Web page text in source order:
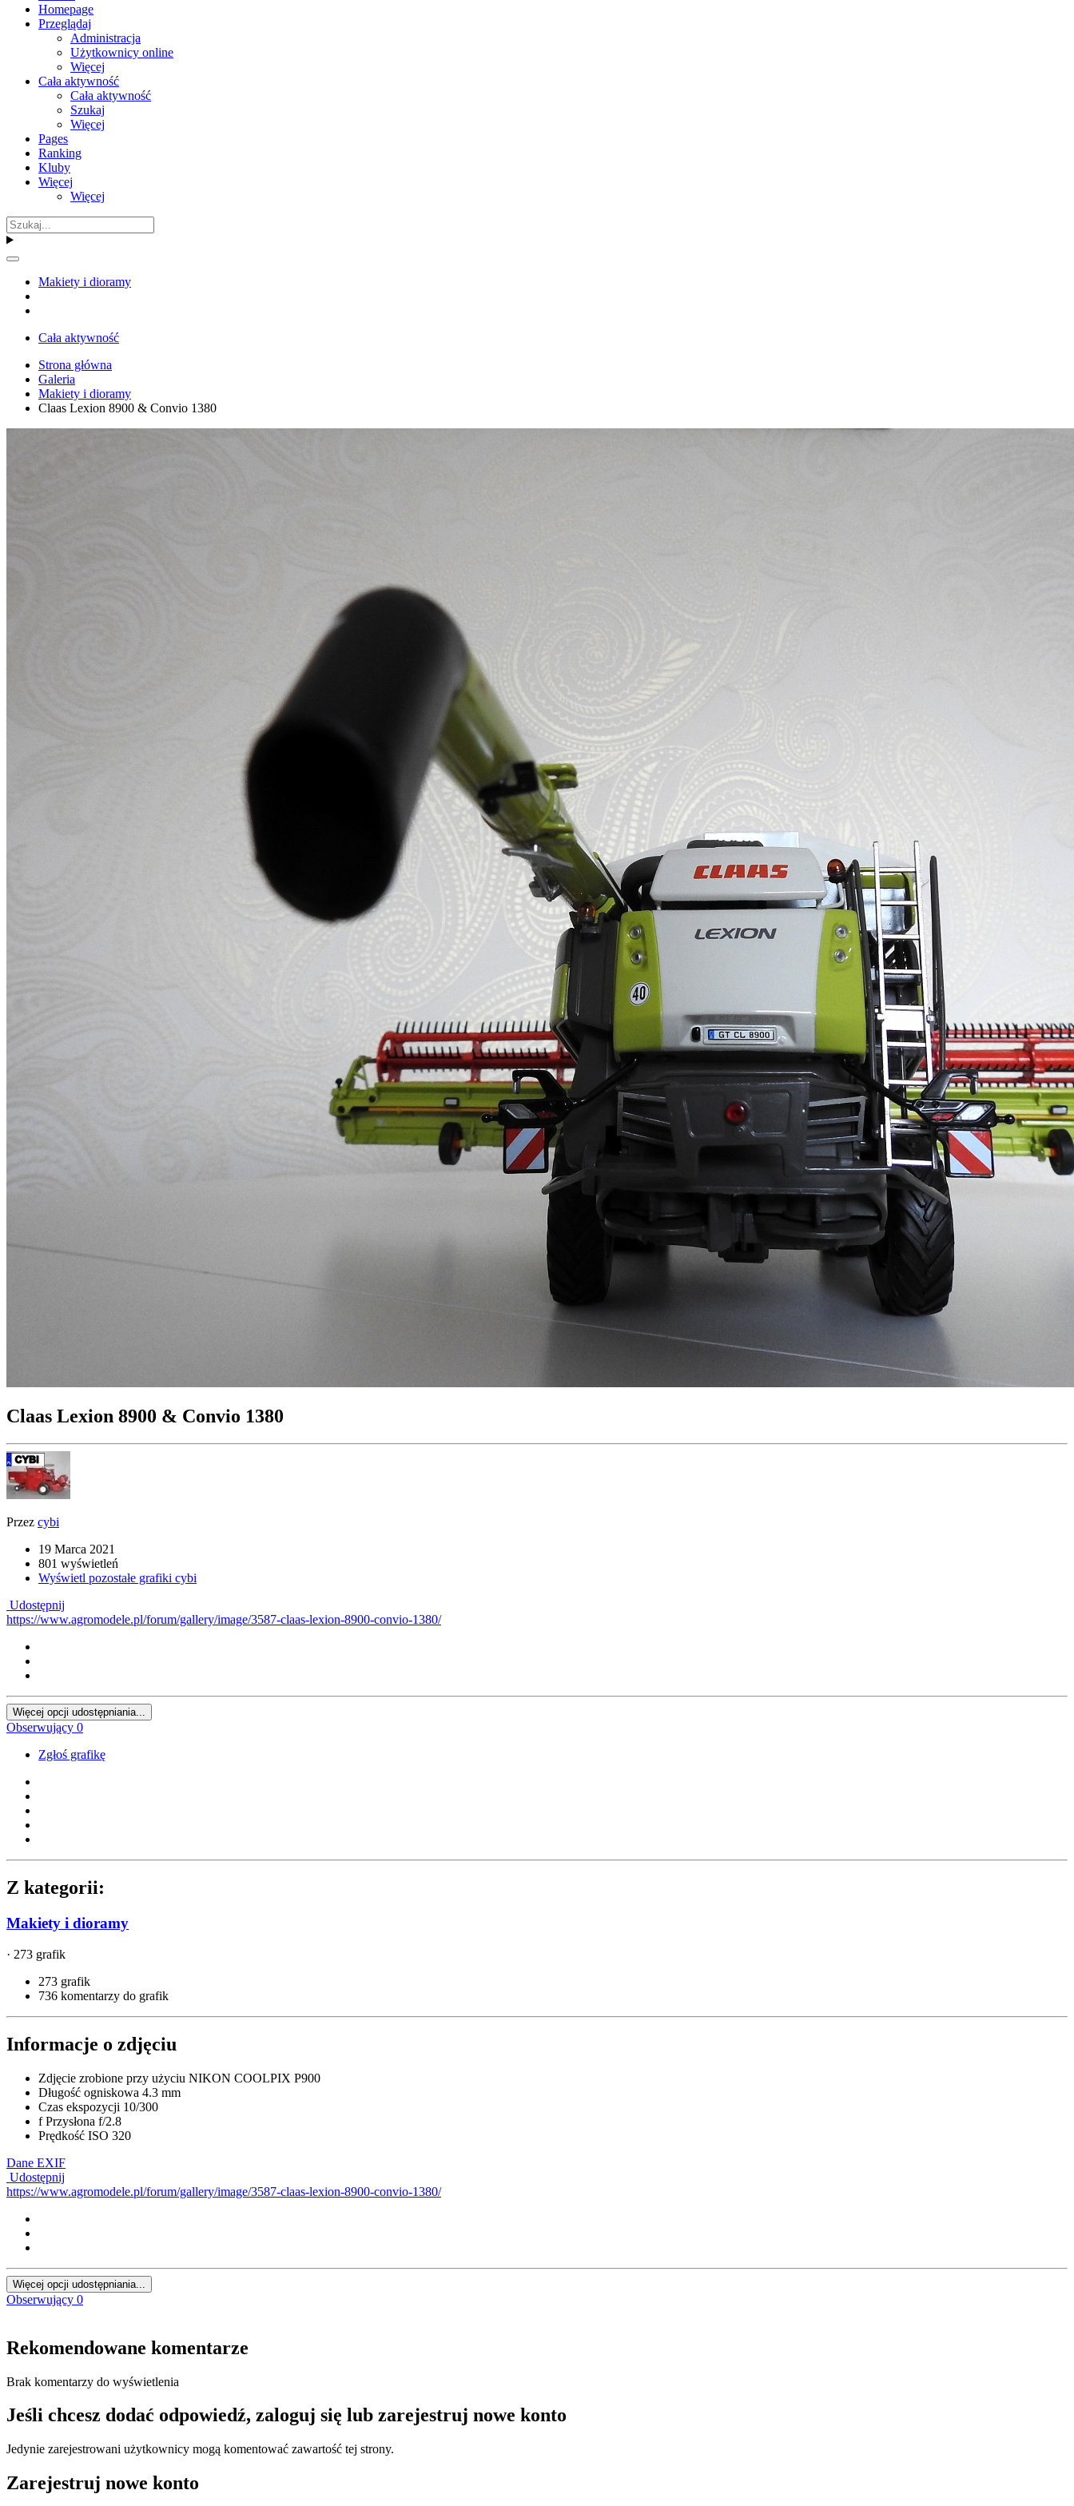
Homepage
Przeglądaj
Administracja
Użytkownicy online
Więcej
Cała aktywność
Cała aktywność
Szukaj
Więcej
Pages
Ranking
Kluby
Więcej
Więcej
Makiety i dioramy
Cała aktywność
Strona główna
Galeria
Makiety i dioramy
Claas Lexion 8900 & Convio 1380
Claas Lexion 8900 & Convio 1380
Przez cybi
19 Marca 2021
801 wyświetleń
Wyświetl pozostałe grafiki cybi
Udostępnij
https://www.agromodele.pl/forum/gallery/image/3587-claas-lexion-8900-convio-1380/
Więcej opcji udostępniania...
Obserwujący 0
Zgłoś grafikę
Z kategorii:
Makiety i dioramy
· 273 grafik
273 grafik
736 komentarzy do grafik
Informacje o zdjęciu
Zdjęcie zrobione przy użyciu NIKON COOLPIX P900
Długość ogniskowa 4.3 mm
Czas ekspozycji 10/300
f Przysłona f/2.8
Prędkość ISO 320
Dane EXIF
Udostępnij
https://www.agromodele.pl/forum/gallery/image/3587-claas-lexion-8900-convio-1380/
Więcej opcji udostępniania...
Obserwujący 0
Rekomendowane komentarze
Brak komentarzy do wyświetlenia
Jeśli chcesz dodać odpowiedź, zaloguj się lub zarejestruj nowe konto
Jedynie zarejestrowani użytkownicy mogą komentować zawartość tej strony.
Zarejestruj nowe konto